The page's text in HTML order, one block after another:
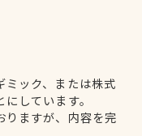
ミック、または株式
しています。
りますが、内容を完